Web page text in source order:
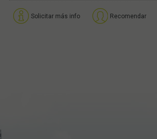
Solicitar más info Recomendar